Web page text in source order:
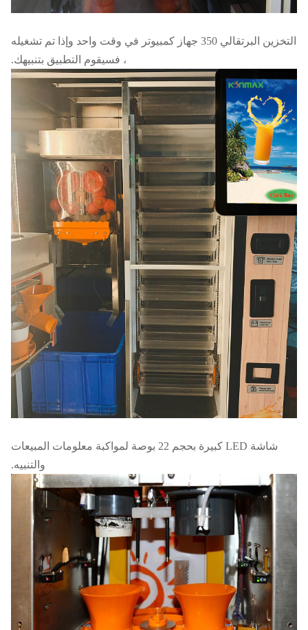
التخزين البرتقالي 350 جهاز كمبيوتر في وقت واحد وإذا تم تشغيله
، فسيقوم التطبيق بتنبيهك.
شاشة LED كبيرة بحجم 22 بوصة لمواكبة معلومات المبيعات
والتنبيه.